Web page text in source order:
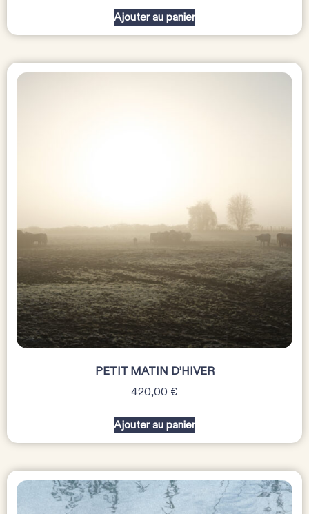
Ajouter au panier
PETIT MATIN D’HIVER
420,00 €
Ajouter au panier